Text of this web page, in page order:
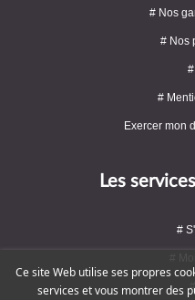
# Nos
# Nos
#
Exercer mon
Les
#
Ce site Web utilise ses propres
services et vous montrer des